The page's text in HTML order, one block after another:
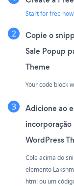
Start for free now
Copie o
Sale Popup
Theme
Your code block
Adicione ao
WordPress
Cole acima do
elemento
html ou um